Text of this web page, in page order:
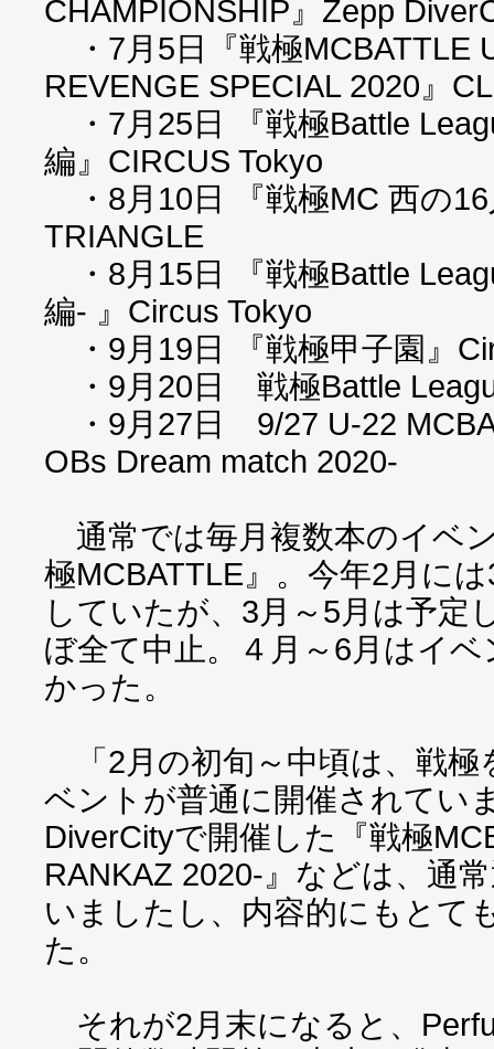
CHAMPIONSHIP』Zepp
・7月5日『戦極MCBATTLE
REVENGE SPECIAL 2020』
・7月25日 『戦極Battle
編』CIRCUS Tokyo
・8月10日 『戦極MC 西の
TRIANGLE
・8月15日 『戦極Battle
編- 』Circus Tokyo
・9月19日 『戦極甲子園』
・9月20日 戦極Battle
・9月27日 9/27 U-22
OBs Dream match 2020-
通常では毎月複数本のイベ
極MCBATTLE』。今年2月に
していたが、3月～5月は予定
ぼ全て中止。４月～6月はイ
かった。
「2月の初旬～中頃は、戦極
ベントが普通に開催されてい
DiverCityで開催した『戦極
RANKAZ 2020-』などは、通
いましたし、内容的にもとて
た。
それが2月末になると、